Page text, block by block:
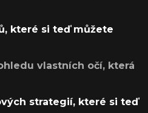
které si teď můžete
vlastních očí, která
strategií, které si teď